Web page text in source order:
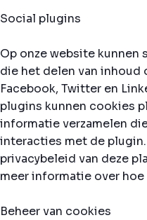
Social plugins
Op onze website kunnen
die het delen van inhoud
Facebook, Twitter en
plugins kunnen cookies
informatie verzamelen
interacties met de
privacybeleid van deze
meer informatie over
Beheer van cookies